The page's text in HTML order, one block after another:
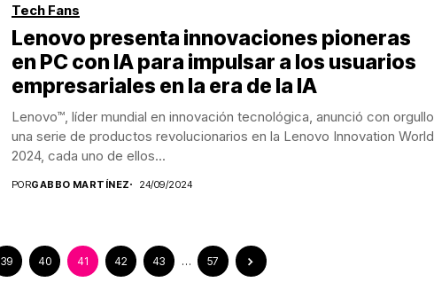
Tech Fans
Lenovo presenta innovaciones pioneras
en PC con IA para impulsar a los usuarios
empresariales en la era de la IA
Lenovo™, líder mundial en innovación tecnológica, anunció con orgullo
una serie de productos revolucionarios en la Lenovo Innovation World
2024, cada uno de ellos...
PORGABBO MARTÍNEZ 24/09/2024
39 40 41 42 43 … 57